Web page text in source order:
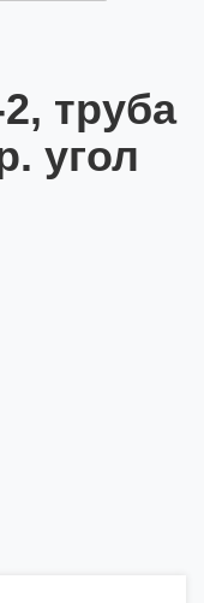
труба
угол